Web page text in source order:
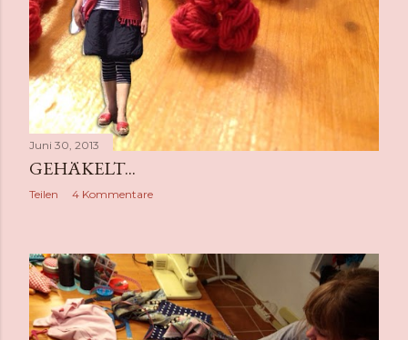
Juni 30, 2013
GEHÄKELT...
Teilen 4 Kommentare